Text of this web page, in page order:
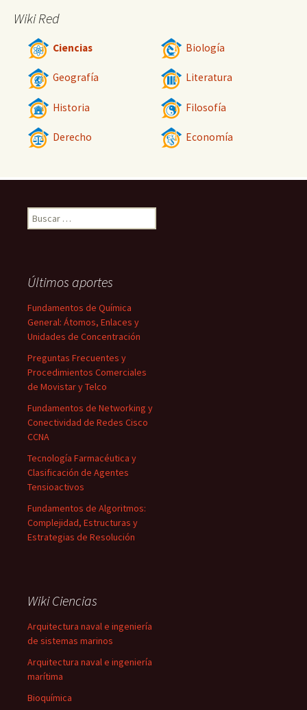
Wiki Red
Ciencias Biología
Geografía Literatura
Historia Filosofía
Derecho Economía
Buscar:
Últimos aportes
Fundamentos de Química
General: Átomos, Enlaces y
Unidades de Concentración
Preguntas Frecuentes y
Procedimientos Comerciales
de Movistar y Telco
Fundamentos de Networking y
Conectividad de Redes Cisco
CCNA
Tecnología Farmacéutica y
Clasificación de Agentes
Tensioactivos
Fundamentos de Algoritmos:
Complejidad, Estructuras y
Estrategias de Resolución
Wiki Ciencias
Arquitectura naval e ingeniería
de sistemas marinos
Arquitectura naval e ingeniería
marítima
Bioquímica